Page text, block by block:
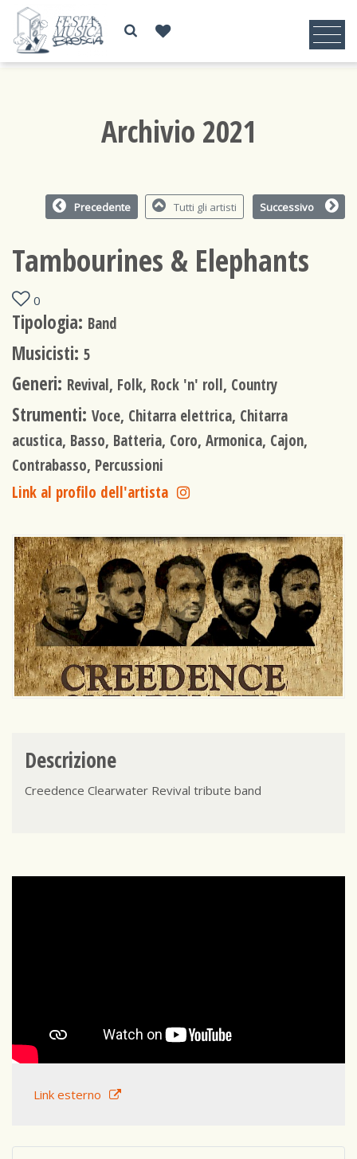
Archivio 2021
Precedente Tutti gli artisti Successivo
Tambourines & Elephants
0
Tipologia: Band
Musicisti: 5
Generi: Revival, Folk, Rock 'n' roll, Country
Strumenti: Voce, Chitarra elettrica, Chitarra
acustica, Basso, Batteria, Coro, Armonica, Cajon,
Contrabasso, Percussioni
Link al profilo dell'artista
Descrizione
Creedence Clearwater Revival tribute band
Link esterno